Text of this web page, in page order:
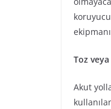
Toz
Akut